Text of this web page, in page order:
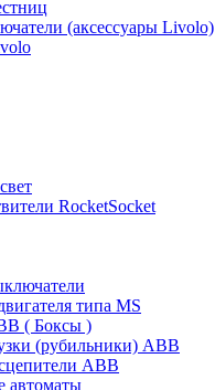
(аксессуары Livolo)
RocketSocket
типа MS
( Боксы )
(рубильники) ABB
ABB
автоматы